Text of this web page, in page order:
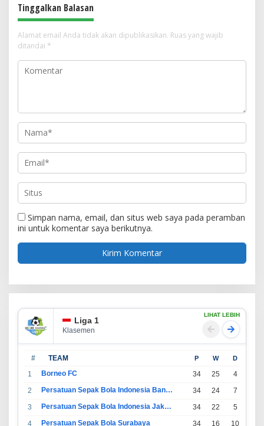
Tinggalkan Balasan
Alamat email Anda tidak akan dipublikasikan. Ruas yang wajib
ditandai *
Simpan nama, email, dan situs web saya pada peramban
ini untuk komentar saya berikutnya.
Liga 1
Klasemen
LIHAT LEBIH
# TEAM P W D
1 Borneo FC 34 25 4
2
Persatuan Sepak Bola Indonesia Bandung 34 24 7
3
Persatuan Sepak Bola Indonesia Jakarta 34 22 5
4
Persatuan Sepak Bola Surabaya 34 16 10